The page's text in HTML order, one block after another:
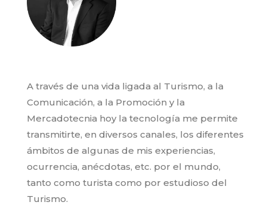
A través de una vida ligada al Turismo, a la
Comunicación, a la Promoción y la
Mercadotecnia hoy la tecnología me permite
transmitirte, en diversos canales, los diferentes
ámbitos de algunas de mis experiencias,
ocurrencia, anécdotas, etc. por el mundo,
tanto como turista como por estudioso del
Turismo.